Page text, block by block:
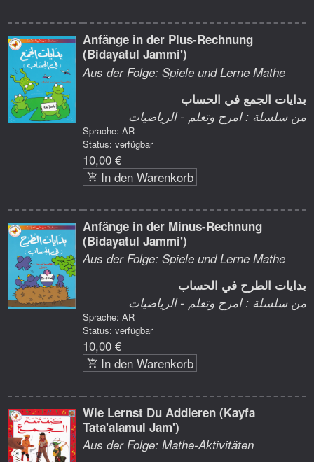
Anfänge in der Plus-Rechnung
(Bidayatul Jammi')
Aus der Folge: Spiele und Lerne Mathe
بدايات الجمع في الحساب
من سلسلة : امرح وتعلم - الرياضيات
Sprache: AR
Status: verfügbar
10,00 €
In den Warenkorb
Anfänge in der Minus-Rechnung
(Bidayatul Jammi')
Aus der Folge: Spiele und Lerne Mathe
بدايات الطرح في الحساب
من سلسلة : امرح وتعلم - الرياضيات
Sprache: AR
Status: verfügbar
10,00 €
In den Warenkorb
Wie Lernst Du Addieren (Kayfa
Tata'alamul Jam')
Aus der Folge: Mathe-Aktivitäten